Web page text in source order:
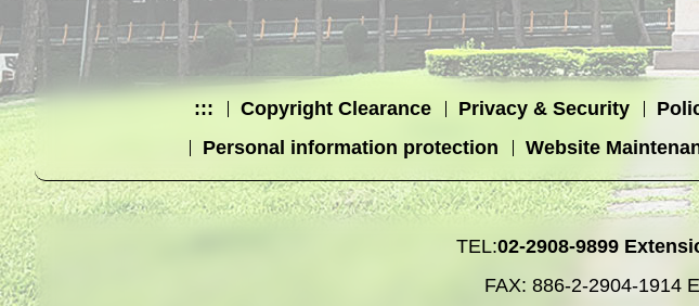
::: Copyright Clearance Privacy & Security
Personal information protection
Website
TEL:02-2908-9899
FAX: 886-2-2904-1914